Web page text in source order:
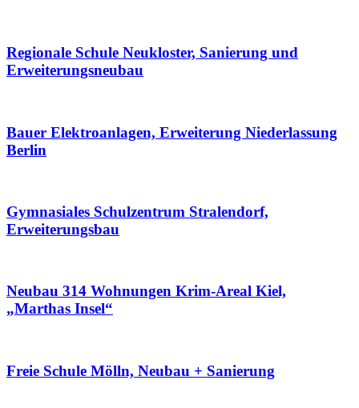
Regionale Schule Neukloster, Sanierung und
Erweiterungsneubau
Bauer Elektroanlagen, Erweiterung Niederlassung
Berlin
Gymnasiales Schulzentrum Stralendorf,
Erweiterungsbau
Neubau 314 Wohnungen Krim-Areal Kiel,
„Marthas Insel“
Freie Schule Mölln, Neubau + Sanierung